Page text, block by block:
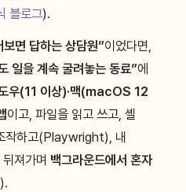
블로그).
보면 답하는 상담원”이었다면,
일을 계속 굴려놓는 동료”에
우(11 이상)·맥(macOS 12
이고, 파일을 읽고 쓰고, 셸
작하고(Playwright), 내
져가며 백그라운드에서 혼자
).